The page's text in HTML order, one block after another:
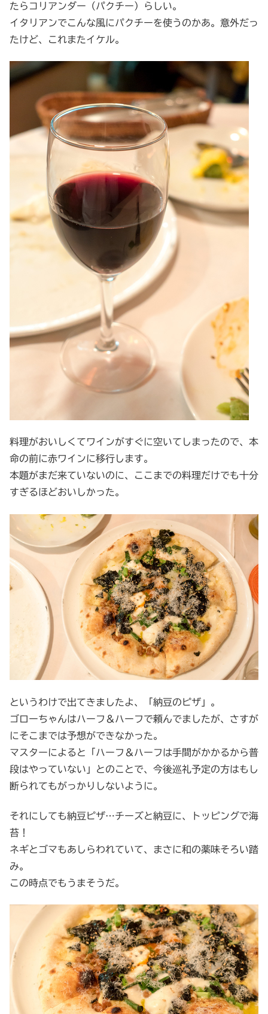
たらコリアンダー（パクチー）らしい。
イタリアンでこんな風にパクチーを使うのかあ。意外だっ
たけど、これまたイケル。
料理がおいしくてワインがすぐに空いてしまったので、本
命の前に赤ワインに移行します。
本題がまだ来ていないのに、ここまでの料理だけでも十分
すぎるほどおいしかった。
というわけで出てきましたよ、「納豆のピザ」。
ゴローちゃんはハーフ＆ハーフで頼んでましたが、さすが
にそこまでは予想ができなかった。
マスターによると「ハーフ＆ハーフは手間がかかるから普
段はやっていない」とのことで、今後巡礼予定の方はもし
断られてもがっかりしないように。
それにしても納豆ピザ…チーズと納豆に、トッピングで海
苔！
ネギとゴマもあしらわれていて、まさに和の薬味そろい踏
み。
この時点でもうまそうだ。